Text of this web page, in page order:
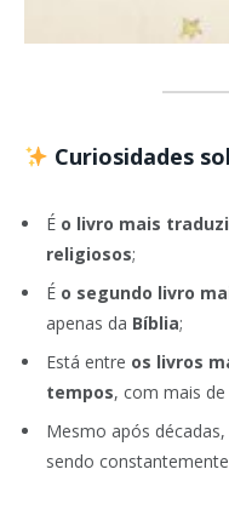
Curiosidades
É o livro mais
religiosos;
É o segundo livro
apenas da Bíblia;
Está entre os livros
tempos, com mais de
Mesmo após décadas,
sendo